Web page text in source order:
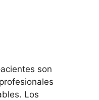
son
Los